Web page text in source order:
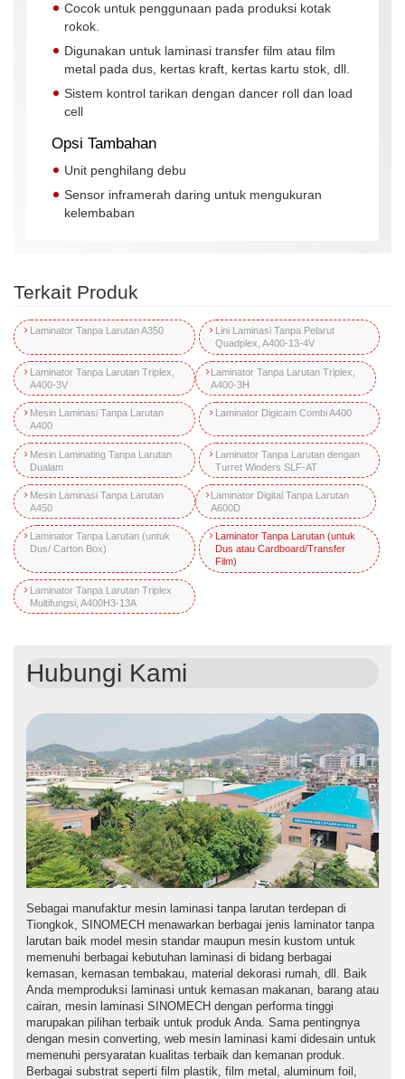
Cocok untuk penggunaan pada produksi kotak
rokok.
Digunakan untuk laminasi transfer film atau film
metal pada dus, kertas kraft, kertas kartu stok, dll.
Sistem kontrol tarikan dengan dancer roll dan load
cell
Opsi Tambahan
Unit penghilang debu
Sensor inframerah daring untuk mengukuran
kelembaban
Terkait Produk
Laminator Tanpa Larutan A350
Lini Laminasi Tanpa Pelarut
Quadplex, A400-13-4V
Laminator Tanpa Larutan Triplex,
A400-3V
Laminator Tanpa Larutan Triplex,
A400-3H
Mesin Laminasi Tanpa Larutan
A400
Laminator Digicam Combi A400
Mesin Laminating Tanpa Larutan
Dualam
Laminator Tanpa Larutan dengan
Turret Winders SLF-AT
Mesin Laminasi Tanpa Larutan
A450
Laminator Digital Tanpa Larutan
A600D
Laminator Tanpa Larutan (untuk
Dus/ Carton Box)
Laminator Tanpa Larutan (untuk
Dus atau Cardboard/Transfer
Film)
Laminator Tanpa Larutan Triplex
Multifungsi, A400H3-13A
Hubungi Kami
Sebagai manufaktur mesin laminasi tanpa larutan terdepan di
Tiongkok, SINOMECH menawarkan berbagai jenis laminator tanpa
larutan baik model mesin standar maupun mesin kustom untuk
memenuhi berbagai kebutuhan laminasi di bidang berbagai
kemasan, kemasan tembakau, material dekorasi rumah, dll. Baik
Anda memproduksi laminasi untuk kemasan makanan, barang atau
cairan, mesin laminasi SINOMECH dengan performa tinggi
marupakan pilihan terbaik untuk produk Anda. Sama pentingnya
dengan mesin converting, web mesin laminasi kami didesain untuk
memenuhi persyaratan kualitas terbaik dan kemanan produk.
Berbagai substrat seperti film plastik, film metal, aluminum foil,